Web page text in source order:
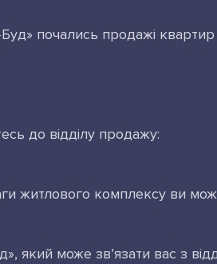
почались продажі
до відділу продажу:
житлового комплексу ви
який може зв’язати вас з